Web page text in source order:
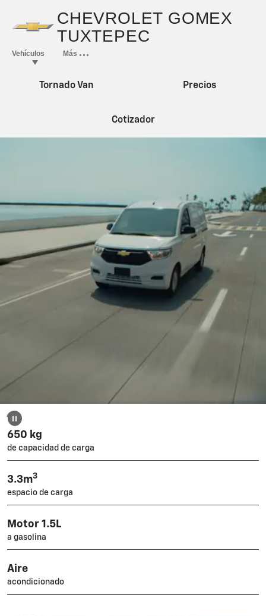
Tornado Van Precios
Cotizador
650 kg
de capacidad de carga
3.3m3
espacio de carga
Motor 1.5L
a gasolina
Aire
acondicionado